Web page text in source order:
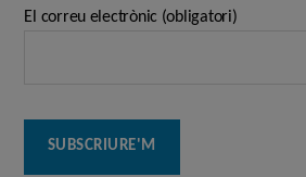
El correu electrònic (obligatori)